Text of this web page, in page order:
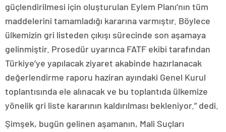
güçlendirilmesi için oluşturulan Eylem Planı’nın tüm
maddelerini tamamladığı kararına varmıştır. Böylece
ülkemizin gri listeden çıkışı sürecinde son aşamaya
gelinmiştir. Prosedür uyarınca FATF ekibi tarafından
Türkiye’ye yapılacak ziyaret akabinde hazırlanacak
değerlendirme raporu haziran ayındaki Genel Kurul
toplantısında ele alınacak ve bu toplantıda ülkemize
yönelik gri liste kararının kaldırılması bekleniyor.” dedi.
Şimşek, bugün gelinen aşamanın, Mali Suçları